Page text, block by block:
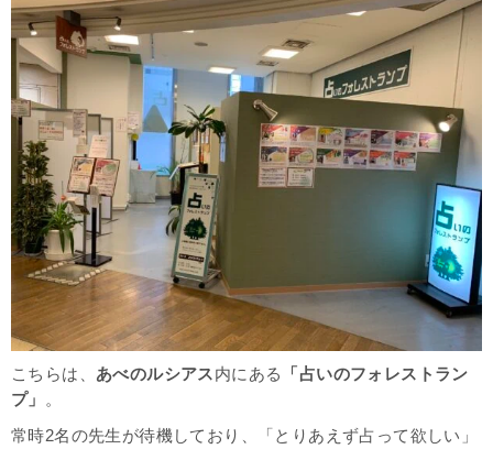
こちらは、 あべのルシアス内にある
「占いのフォレストラン
プ」 。
常時2名の先生が待機しており、「とりあえず占って欲しい」